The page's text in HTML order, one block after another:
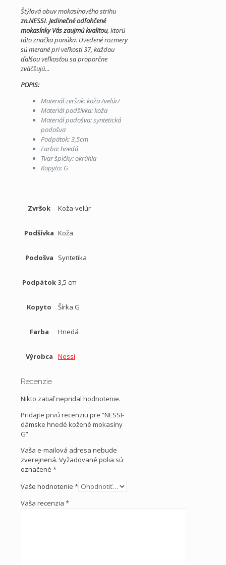
Štýlová obuv mokasínového strihu
zn.NESSI. Jedinečné odľahčené
mokasínky Vás zaujmú kvalitou, ktorú
táto značka ponúka. Uvedené rozmery
sú merané pri veľkosti 37, každou
ďalšou veľkosťou sa proporčne
zväčšujú…
POPIS:
Materiál zvršok: koža /velúr/
Materiál podšívka: koža
Materiál podošva: syntetická
podošva
Podpätok: 3,5cm
Farba: hnedá
Tvar špičky: okrúhla
Kopyto: G
Zvršok Koža-velúr
Podšívka Koža
Podošva Syntetika
Podpätok 3,5 cm
Kopyto Šírka G
Farba Hnedá
Výrobca Nessi
Recenzie
Nikto zatiaľ nepridal hodnotenie.
Pridajte prvú recenziu pre “NESSI-
dámske hnedé kožené mokasíny
G”
Vaša e-mailová adresa nebude
zverejnená. Vyžadované polia sú
označené *
Vaše hodnotenie *
Vaša recenzia *